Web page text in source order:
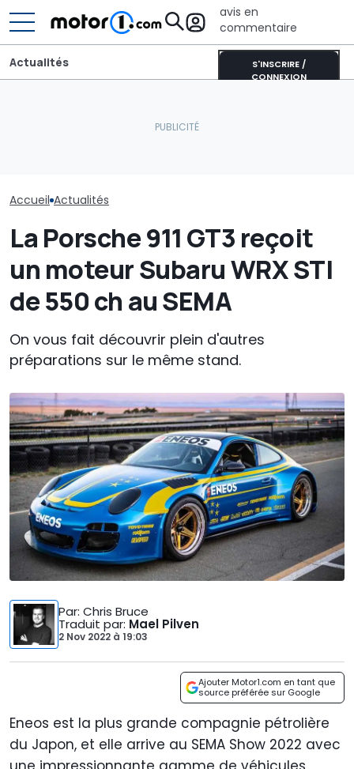
avis en
commentaire
S'INSCRIRE /
CONNEXION
Actualités
Accueil Actualités
La Porsche 911 GT3 reçoit
un moteur Subaru WRX STI
de 550 ch au SEMA
On vous fait découvrir plein d'autres
préparations sur le même stand.
Par: Chris Bruce
Traduit par: Mael Pilven
2 Nov 2022 à 19:03
Ajouter Motor1.com en tant que
source préférée sur Google
Eneos est la plus grande compagnie pétrolière
du Japon, et elle arrive au SEMA Show 2022 avec